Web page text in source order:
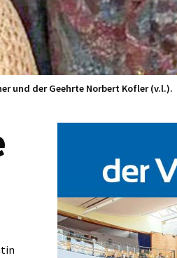
und der Geehrte Norbert Kofler (v.l.).